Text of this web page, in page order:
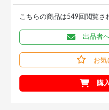
こちらの商品は549回閲覧さ
出品者
お気
購